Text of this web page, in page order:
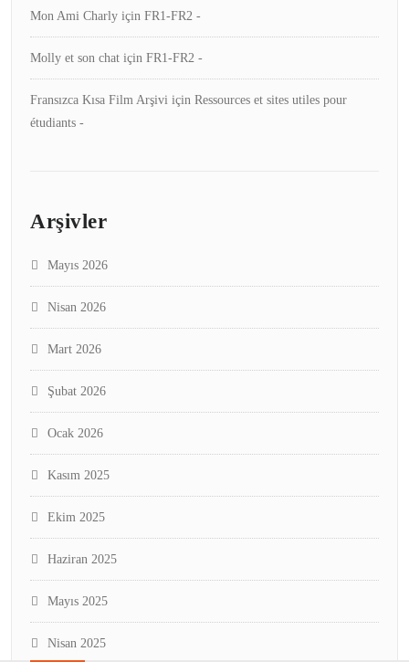
Mon Ami Charly için FR1-FR2 -
Molly et son chat için FR1-FR2 -
Fransızca Kısa Film Arşivi için Ressources et sites utiles pour
étudiants -
Arşivler
Mayıs 2026
Nisan 2026
Mart 2026
Şubat 2026
Ocak 2026
Kasım 2025
Ekim 2025
Haziran 2025
Mayıs 2025
Nisan 2025